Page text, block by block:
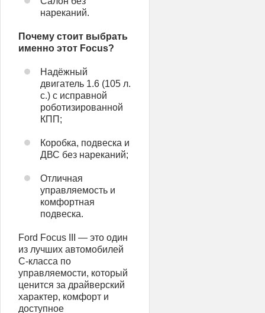
нареканий.
Почему стоит выбрать
именно этот Focus?
Надёжный
двигатель 1.6 (105 л.
с.) с исправной
роботизированной
КПП;
Коробка, подвеска и
ДВС без нареканий;
Отличная
управляемость и
комфортная
подвеска.
Ford Focus III — это один
из лучших автомобилей
C-класса по
управляемости, который
ценится за драйверский
характер, комфорт и
доступное